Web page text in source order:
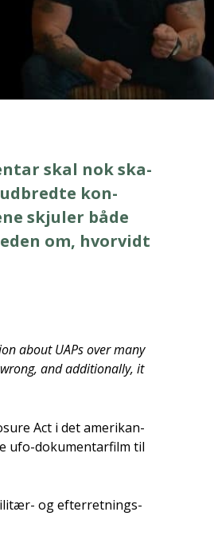
skal nok ska­
udbred­te kon­
skju­ler både
om, hvor­vidt
about UAPs over many
and addi­tio­nal­ly, it
Act i det ame­ri­kan­
ufo-doku­men­tar­film til
og efter­ret­nings­